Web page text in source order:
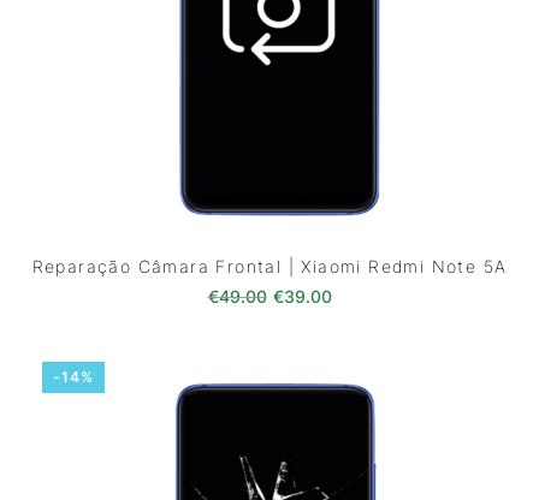
Reparação Câmara Frontal | Xiaomi Redmi Note 5A
€49.00 O preço original era: €49.00.
€39.00O preço atual é:
-14%